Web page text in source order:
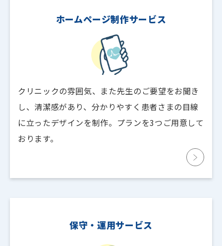
ホームページ制作サービス
クリニックの雰囲気、また先生のご要望をお聞き
し、清潔感があり、分かりやすく患者さまの目線
に立ったデザインを制作。プランを3つご用意して
おります。
保守・運用サービス